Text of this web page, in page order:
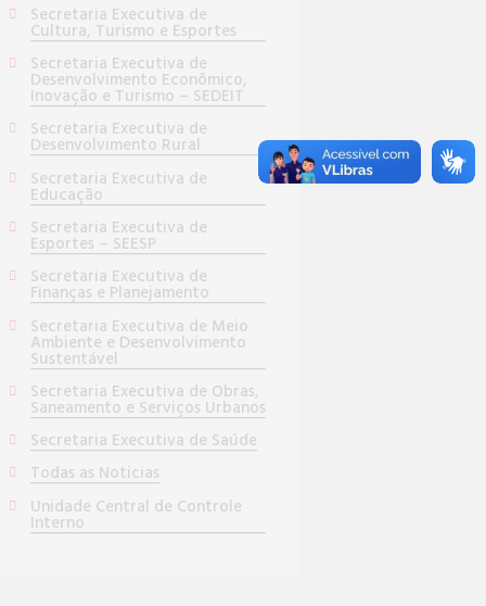
Secretaria Executiva de
Cultura, Turismo e Esportes
Secretaria Executiva de
Desenvolvimento Econômico,
Inovação e Turismo – SEDEIT
Secretaria Executiva de
Desenvolvimento Rural
Secretaria Executiva de
Educação
Secretaria Executiva de
Esportes – SEESP
Secretaria Executiva de
Finanças e Planejamento
Secretaria Executiva de Meio
Ambiente e Desenvolvimento
Sustentável
Secretaria Executiva de Obras,
Saneamento e Serviços Urbanos
Secretaria Executiva de Saúde
Todas as Noticias
Unidade Central de Controle
Interno